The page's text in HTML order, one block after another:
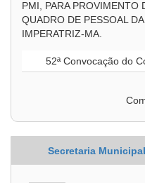
PMI, PARA PROVIMENTO
QUADRO DE PESSOAL
IMPERATRIZ-MA.
52ª Convocação do
Secretaria